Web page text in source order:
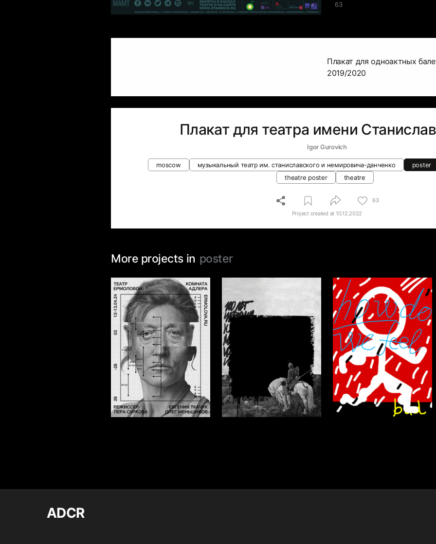
63
Плакат для одноактных
2019/2020
Плакат для театра имени
Igor Gurovich
moscow музыкальный театр им. станиславского и немировича-данченко poster
theatre poster
theatre
63
Project created at 10.12.2022
More projects in poster
Sonia Kim 426 Mariam Saakyan 288 Аleksandr Lartsev 152
ADCR